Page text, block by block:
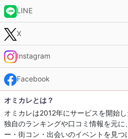
LINE
X
Instagram
Facebook
オミカレとは？
オミカレは2012年にサービスを開始
独自のランキングや口コミ情報を元に
ー・街コン・出会いのイベントを見つ